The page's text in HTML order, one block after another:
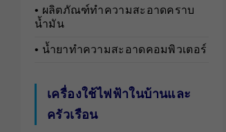
• ผลิตภัณฑ์ทำความสะอาดคราบ
น้ำมัน
• น้ำยาทำความสะอาดคอมพิวเตอร์
เครื่องใช้ไฟฟ้าในบ้านและ
ครัวเรือน